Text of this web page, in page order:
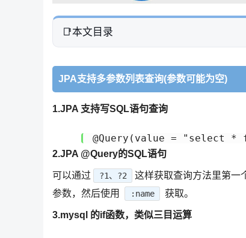
本文目录
JPA支持多参数列表查询(参数可能为空)
1.JPA 支持写SQL语句查询
@Query(value = "select
2.JPA @Query的SQL语句
可以通过 ?1、?2 这样获取查询方法里第一
参数，然后使用
:name 获取。
3.mysql 的if函数，类似三目运算